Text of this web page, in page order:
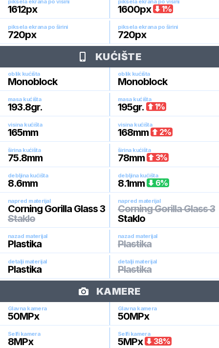
piksela ekrana po visini
1612px
piksela ekrana po visini
1600px 1%
piksela ekrana po širini
720px
piksela ekrana po širini
720px
KUĆIŠTE
oblik kućišta
Monoblock
oblik kućišta
Monoblock
masa kućišta
193.8gr.
masa kućišta
195gr. 1%
visina kućišta
165mm
visina kućišta
168mm 2%
širina kućišta
75.8mm
širina kućišta
78mm 3%
debljina kućišta
8.6mm
debljina kućišta
8.1mm 6%
napred materijal
Corning Gorilla Glass 3
Staklo
napred materijal
Corning Gorilla Glass 3
Staklo
nazad materijal
Plastika
nazad materijal
Plastika
detalji materijal
Plastika
detalji materijal
Plastika
KAMERE
Glavna kamera
50MPx
Glavna kamera
50MPx
Selfi kamera
8MPx
Selfi kamera
5MPx 38%